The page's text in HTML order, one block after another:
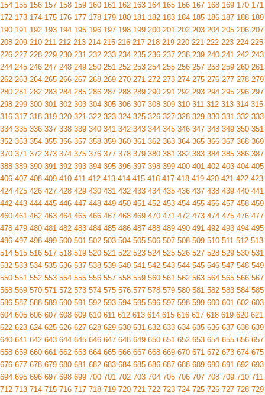
154 155 156 157 158 159 160 161 162 163 164 165 166 167 168 169 170 171
172 173 174 175 176 177 178 179 180 181 182 183 184 185 186 187 188 189
190 191 192 193 194 195 196 197 198 199 200 201 202 203 204 205 206 207
208 209 210 211 212 213 214 215 216 217 218 219 220 221 222 223 224 225
226 227 228 229 230 231 232 233 234 235 236 237 238 239 240 241 242 243
244 245 246 247 248 249 250 251 252 253 254 255 256 257 258 259 260 261
262 263 264 265 266 267 268 269 270 271 272 273 274 275 276 277 278 279
280 281 282 283 284 285 286 287 288 289 290 291 292 293 294 295 296 297
298 299 300 301 302 303 304 305 306 307 308 309 310 311 312 313 314 315
316 317 318 319 320 321 322 323 324 325 326 327 328 329 330 331 332 333
334 335 336 337 338 339 340 341 342 343 344 345 346 347 348 349 350 351
352 353 354 355 356 357 358 359 360 361 362 363 364 365 366 367 368 369
370 371 372 373 374 375 376 377 378 379 380 381 382 383 384 385 386 387
388 389 390 391 392 393 394 395 396 397 398 399 400 401 402 403 404 405
406 407 408 409 410 411 412 413 414 415 416 417 418 419 420 421 422 423
424 425 426 427 428 429 430 431 432 433 434 435 436 437 438 439 440 441
442 443 444 445 446 447 448 449 450 451 452 453 454 455 456 457 458 459
460 461 462 463 464 465 466 467 468 469 470 471 472 473 474 475 476 477
478 479 480 481 482 483 484 485 486 487 488 489 490 491 492 493 494 495
496 497 498 499 500 501 502 503 504 505 506 507 508 509 510 511 512 513
514 515 516 517 518 519 520 521 522 523 524 525 526 527 528 529 530 531
532 533 534 535 536 537 538 539 540 541 542 543 544 545 546 547 548 549
550 551 552 553 554 555 556 557 558 559 560 561 562 563 564 565 566 567
568 569 570 571 572 573 574 575 576 577 578 579 580 581 582 583 584 585
586 587 588 589 590 591 592 593 594 595 596 597 598 599 600 601 602 603
604 605 606 607 608 609 610 611 612 613 614 615 616 617 618 619 620 621
622 623 624 625 626 627 628 629 630 631 632 633 634 635 636 637 638 639
640 641 642 643 644 645 646 647 648 649 650 651 652 653 654 655 656 657
658 659 660 661 662 663 664 665 666 667 668 669 670 671 672 673 674 675
676 677 678 679 680 681 682 683 684 685 686 687 688 689 690 691 692 693
694 695 696 697 698 699 700 701 702 703 704 705 706 707 708 709 710 711
712 713 714 715 716 717 718 719 720 721 722 723 724 725 726 727 728 729